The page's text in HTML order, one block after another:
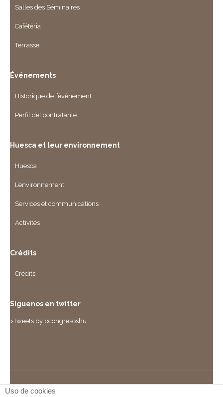
Salles des Séminaires
Cafétéria
Terrasse
Événements
Historique de l’événement
Perfil del contratante
Huesca et leur environnement
Huesca
L’environnement
Services et communications
Activités
Crédits
Crédits
Síguenos en twitter
>Tweets by pcongresoshu
PALACIO DE CONGRESOS DE HUESCA, S.A. | Avda. de los
Uso de cookies